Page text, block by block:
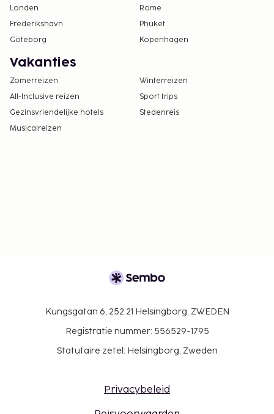
Londen
Rome
Frederikshavn
Phuket
Göteborg
Kopenhagen
Vakanties
Zomerreizen
Winterreizen
All-Inclusive reizen
Sport trips
Gezinsvriendelijke hotels
Stedenreis
Musicalreizen
Kungsgatan 6, 252 21 Helsingborg, ZWEDEN
Registratie nummer: 556529-1795
Statutaire zetel: Helsingborg, Zweden
Privacybeleid